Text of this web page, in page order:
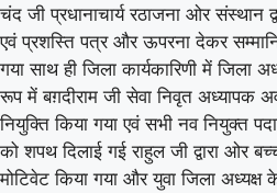
चंद जी प्रधानाचार्य रठाजना ओर संस्थान
एवं प्रशस्ति पत्र और ऊपरना देकर
गया साथ ही जिला कार्यकारिणी में जिला
रूप में बग़दीराम जी सेवा निवृत अध्यापक
नियुक्ति किया गया एवं सभी नव नियुक्त
को शपथ दिलाई गई राहुल जी द्वारा ओर
मोटिवेट किया गया और युवा जिला